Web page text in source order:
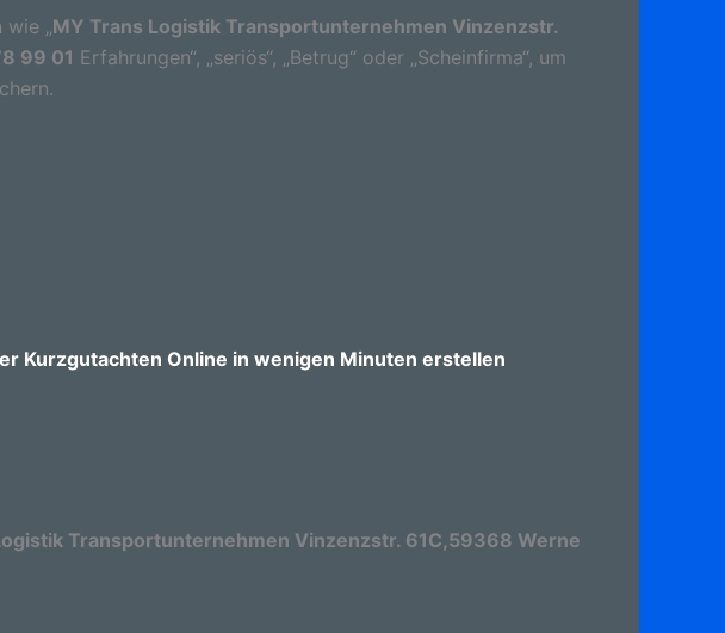
„MY Trans Logistik Transportunternehmen Vinzenzstr.
99 01 Erfahrungen“, „seriös“, „Betrug“ oder „Scheinfirma“, um
Kurzgutachten Online in wenigen Minuten erstellen
Transportunternehmen Vinzenzstr. 61C,59368 Werne